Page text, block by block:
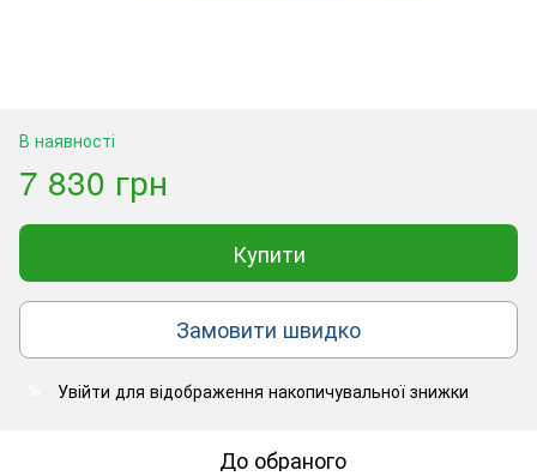
В наявності
7 830 грн
Купити
Замовити швидко
Увійти для відображення накопичувальної знижки
До обраного